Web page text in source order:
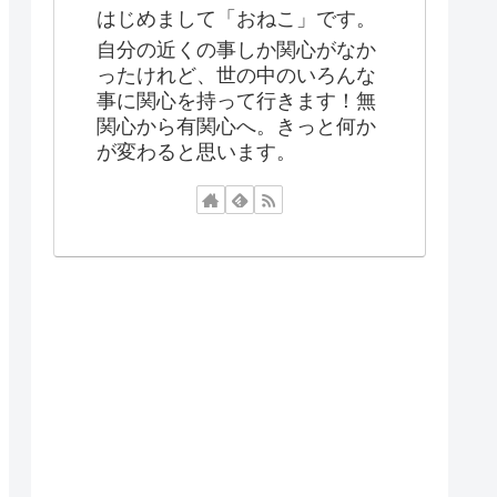
はじめまして「おねこ」です。
自分の近くの事しか関心がなか
ったけれど、世の中のいろんな
事に関心を持って行きます！無
関心から有関心へ。きっと何か
が変わると思います。